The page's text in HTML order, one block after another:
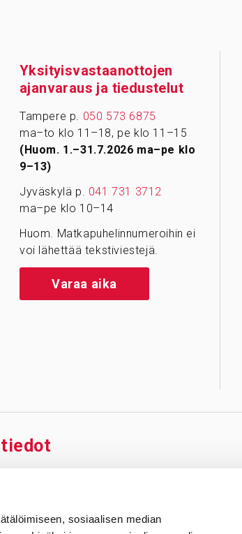
sosiaalisen median
Yksityisvastaanottojen
ajanvaraus ja tiedustelut
Tampere p. 050 573 6875
ma–to klo 11–18, pe klo 11–15
(Huom. 1.–31.7.2026 ma–pe klo
9–13)
Jyväskylä p. 041 731 3712
ma–pe klo 10–14
Huom. Matkapuhelinnumeroihin ei
voi lähettää tekstiviestejä.
Varaa aika
Assi,
Tampereen